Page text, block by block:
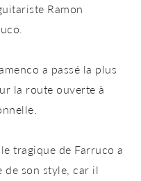
Ramon
a passé la plus
la route ouverte à
tragique de Farruco a
de son style, car il